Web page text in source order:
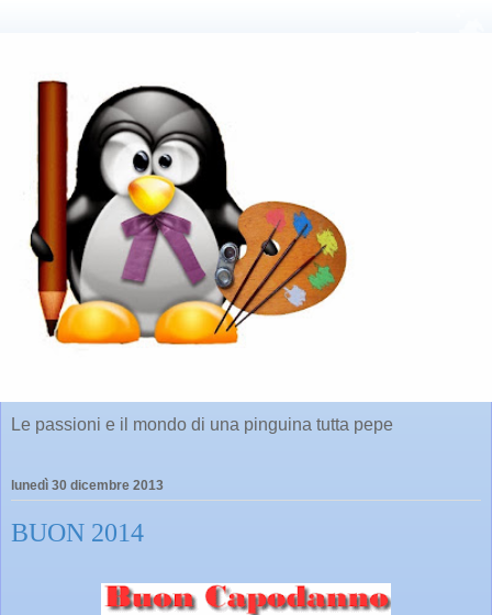
Le passioni e il mondo di una pinguina tutta pepe
lunedì 30 dicembre 2013
BUON 2014